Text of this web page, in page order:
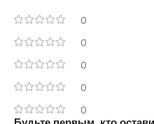
0
0
0
0
0